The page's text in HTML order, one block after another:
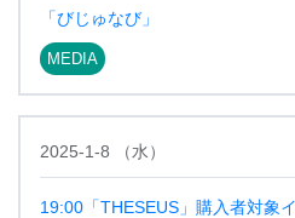
「びじゅなび」
MEDIA
2025-1-8 （水）
19:00「THESEUS」購入者対象